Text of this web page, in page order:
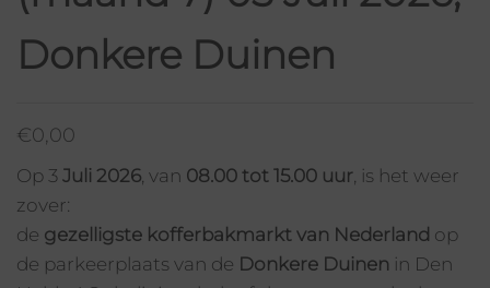
Donkere Duinen
€0,00
Op 3 Juli 2026 , van 08.00 tot 15.00 uur , is het weer
zover:
de gezelligste kofferbakmarkt van Nederland op
de parkeerplaats van de Donkere Duinen in Den